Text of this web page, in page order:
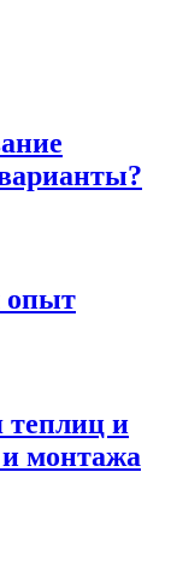
опыт
теплиц и
монтажа